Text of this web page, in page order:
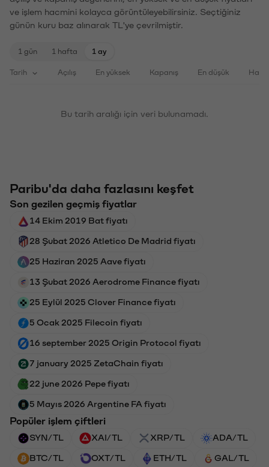
ve işlem hacmini kolayca görüntüleyebilirsiniz. Seçtiğiniz
günün kuru baz alınarak TL'ye çevrilmiştir.
1 gün 1 hafta 1 ay
Tarih Açılış En yüksek Kapanış En düşük
Bu tarih aralığı için veri bulunamadı.
Paribu'da daha fazlasını keşfet
Son gezilen geçmiş fiyatlar
14 Ekim 2019 Bat fiyatı
28 Şubat 2026 Atletico De Madrid fiyatı
25 Haziran 2025 Aave fiyatı
13 Şubat 2026 Aerodrome Finance fiyatı
25 Eylül 2025 Clover Finance fiyatı
5 Ocak 2025 Filecoin fiyatı
16 september 2025 Origin Protocol fiyatı
7 january 2025 ZetaChain fiyatı
22 june 2026 Pepe fiyatı
5 Mayıs 2026 Argentine FA fiyatı
Popüler işlem çiftleri
SYN/TL XAI/TL XRP/TL ADA/TL
BTC/TL OXT/TL ETH/TL GAL/TL